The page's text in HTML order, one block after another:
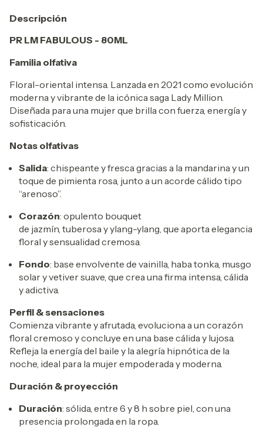
Descripción
PR LM FABULOUS - 80ML
Familia olfativa
Floral-oriental intensa. Lanzada en 2021 como evolución
moderna y vibrante de la icónica saga Lady Million.
Diseñada para una mujer que brilla con fuerza, energía y
sofisticación.
Notas olfativas
Salida: chispeante y fresca gracias a la mandarina y un
toque de pimienta rosa, junto a un acorde cálido tipo
“arenoso”.
Corazón: opulento bouquet
de jazmín, tuberosa y ylang-ylang, que aporta elegancia
floral y sensualidad cremosa.
Fondo: base envolvente de vainilla, haba tonka, musgo
solar y vetiver suave, que crea una firma intensa, cálida
y adictiva.
Perfil & sensaciones
Comienza vibrante y afrutada, evoluciona a un corazón
floral cremoso y concluye en una base cálida y lujosa.
Refleja la energía del baile y la alegría hipnótica de la
noche, ideal para la mujer empoderada y moderna.
Duración & proyección
Duración: sólida, entre 6 y 8 h sobre piel, con una
presencia prolongada en la ropa.